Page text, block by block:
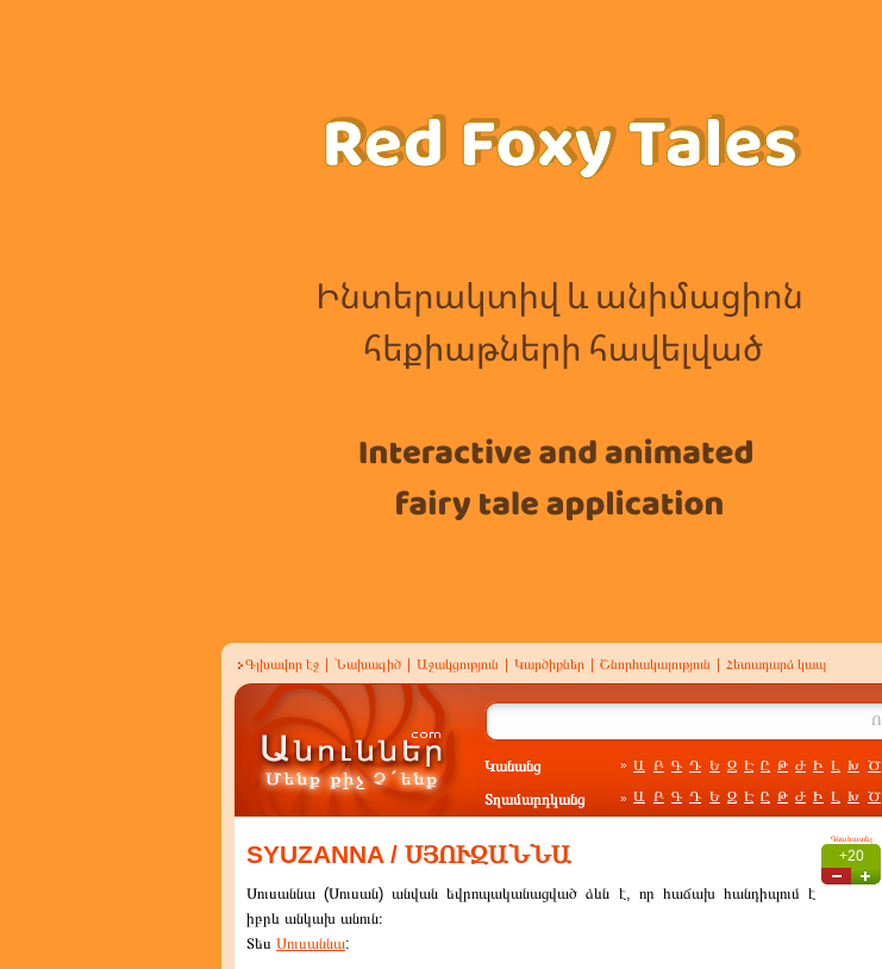
Գլխավոր էջ Նախագիծ Աջակցություն Կարծիքներ Շնորհակալություն Հետադարձ կապ
Կանանց » Ա Բ Գ Դ Ե Զ Է Ը Թ Ժ Ի Լ Խ Ծ
Տղամարդկանց » Ա Բ Գ Դ Ե Զ Է Ը Թ Ժ Ի Լ Խ Ծ
Գնահատել
+20
SYUZANNA / ՍՅՈՒԶԱՆՆԱ
Սուսաննա (Սուսան) անվան եվրոպականացված ձևն է, որ հաճախ հանդիպում է
իբրև անկախ անուն։
Տես Սուսաննա: